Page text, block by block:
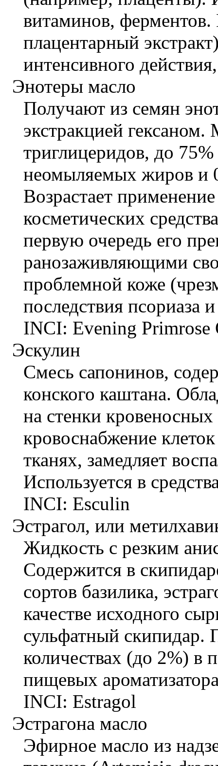
витаминов,
плацентарный
интенсивного
Энотеры масло
Получают из семян
экстракцией
триглицеридов, до
неомыляемых жиров и
Возрастает
косметических
первую очередь его
ранозаживляющими
проблемной коже
последствия псориаза
INCI: Evening Primrose
Эскулин
Смесь сапонинов,
конского каштана.
на стенки
кровоснабжение
тканях, замедляет
Используется в
INCI: Esculin
Эстрагол, или
Жидкость с резким
Содержится в
сортов базилика,
качестве исходного
сульфатный скипидар.
количествах (до 2%)
пищевых
INCI: Estragol
Эстрагона масло
Эфирное масло из